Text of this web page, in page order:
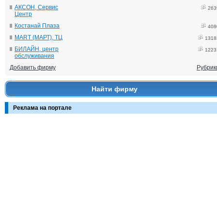
АКСОН, Сервис
Центр
Костанай Плаза
MART (МАРТ), ТЦ
БИЛАЙН, центр
обслуживания
Добавить фирму
Найти фирму
Реклама на портале